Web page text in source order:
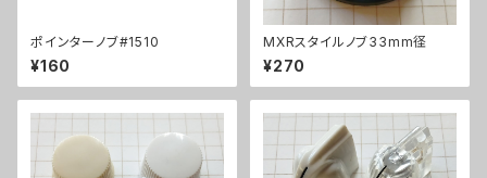
ポインターノブ#1510
¥160
MXRスタイルノブ33mm径
¥270